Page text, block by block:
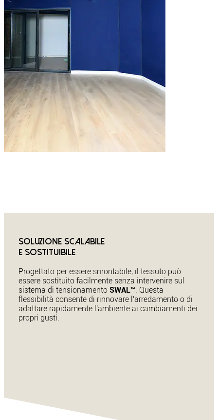
Soluzione scalabile
e sostituibile
Progettato per essere smontabile, il tessuto può
essere sostituito facilmente senza intervenire sul
sistema di tensionamento SWAL™. Questa
flessibilità consente di rinnovare l'arredamento o di
adattare rapidamente l'ambiente ai cambiamenti dei
propri gusti.